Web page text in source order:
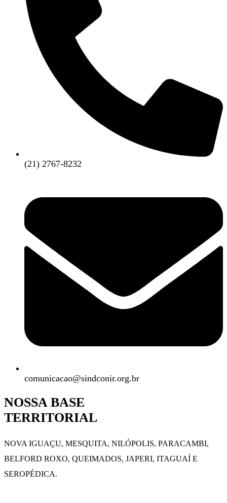
(21) 2767-8232
comunicacao@sindconir.org.br
NOSSA BASE
TERRITORIAL
NOVA IGUAÇU, MESQUITA, NILÓPOLIS, PARACAMBI,
BELFORD ROXO, QUEIMADOS, JAPERI, ITAGUAÍ E
SEROPÉDICA.